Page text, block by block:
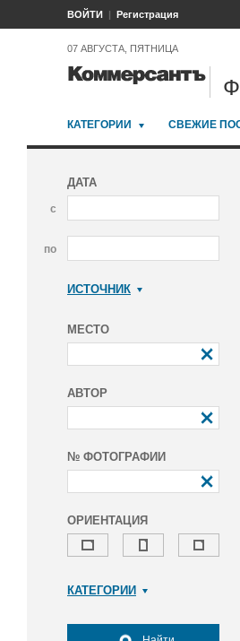
ВОЙТИ Регистрация
07 АВГУСТА, ПЯТНИЦА
КАТЕГОРИИ СВЕЖИЕ
ДАТА
с
по
ИСТОЧНИК
МЕСТО
АВТОР
№ ФОТОГРАФИИ
ОРИЕНТАЦИЯ
КАТЕГОРИИ
Досуг, туризм и отдых